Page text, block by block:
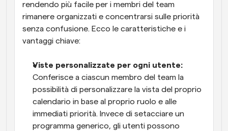
rendendo più facile per i membri del team
rimanere organizzati e concentrarsi sulle priorità
senza confusione. Ecco le caratteristiche e i
vantaggi chiave:
Conferisce a ciascun membro del team la
possibilità di personalizzare la vista del proprio
calendario in base al proprio ruolo e alle
immediati priorità. Invece di setacciare un
programma generico, gli utenti possono